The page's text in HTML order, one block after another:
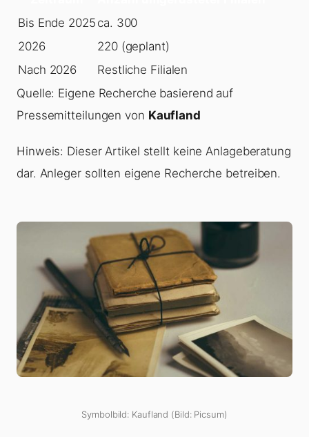
Bis Ende 2025 ca. 300
2026
220 (geplant)
Nach 2026
Restliche Filialen
Quelle: Eigene Recherche basierend auf
Pressemitteilungen von Kaufland
Hinweis: Dieser Artikel stellt keine Anlageberatung
dar. Anleger sollten eigene Recherche betreiben.
Symbolbild: Kaufland (Bild: Picsum)